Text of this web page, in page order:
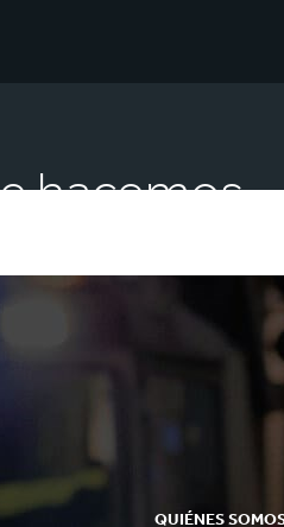
hacemos
QUIÉNES